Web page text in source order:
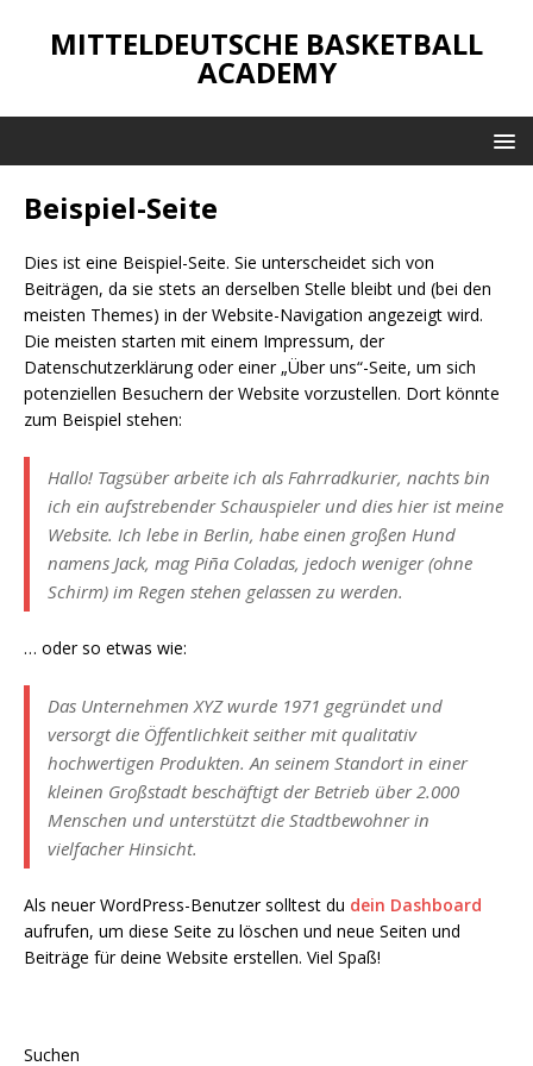
MITTELDEUTSCHE BASKETBALL
ACADEMY
Beispiel-Seite
Dies ist eine Beispiel-Seite. Sie unterscheidet sich von
Beiträgen, da sie stets an derselben Stelle bleibt und (bei den
meisten Themes) in der Website-Navigation angezeigt wird.
Die meisten starten mit einem Impressum, der
Datenschutzerklärung oder einer „Über uns“-Seite, um sich
potenziellen Besuchern der Website vorzustellen. Dort könnte
zum Beispiel stehen:
Hallo! Tagsüber arbeite ich als Fahrradkurier, nachts bin
ich ein aufstrebender Schauspieler und dies hier ist meine
Website. Ich lebe in Berlin, habe einen großen Hund
namens Jack, mag Piña Coladas, jedoch weniger (ohne
Schirm) im Regen stehen gelassen zu werden.
… oder so etwas wie:
Das Unternehmen XYZ wurde 1971 gegründet und
versorgt die Öffentlichkeit seither mit qualitativ
hochwertigen Produkten. An seinem Standort in einer
kleinen Großstadt beschäftigt der Betrieb über 2.000
Menschen und unterstützt die Stadtbewohner in
vielfacher Hinsicht.
Als neuer WordPress-Benutzer solltest du dein Dashboard
aufrufen, um diese Seite zu löschen und neue Seiten und
Beiträge für deine Website erstellen. Viel Spaß!
Suchen